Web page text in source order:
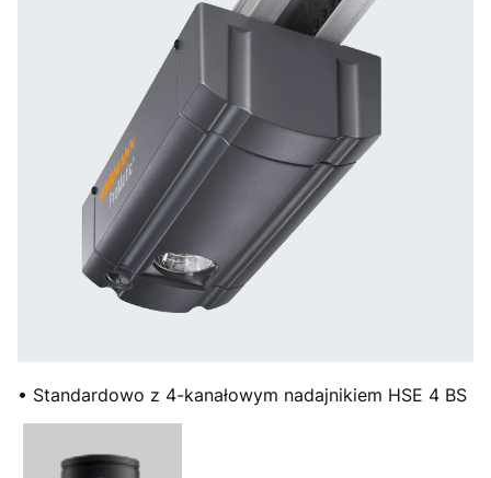
• Standardowo z 4-kanałowym nadajnikiem HSE 4 BS